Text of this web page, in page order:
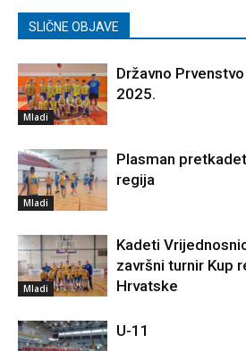
SLIČNE OBJAVE
Mladi
Državno
2025.
Mladi
Plasman
regija
Mladi
Kadeti
završni turnir Kup
Hrvatske
U-11